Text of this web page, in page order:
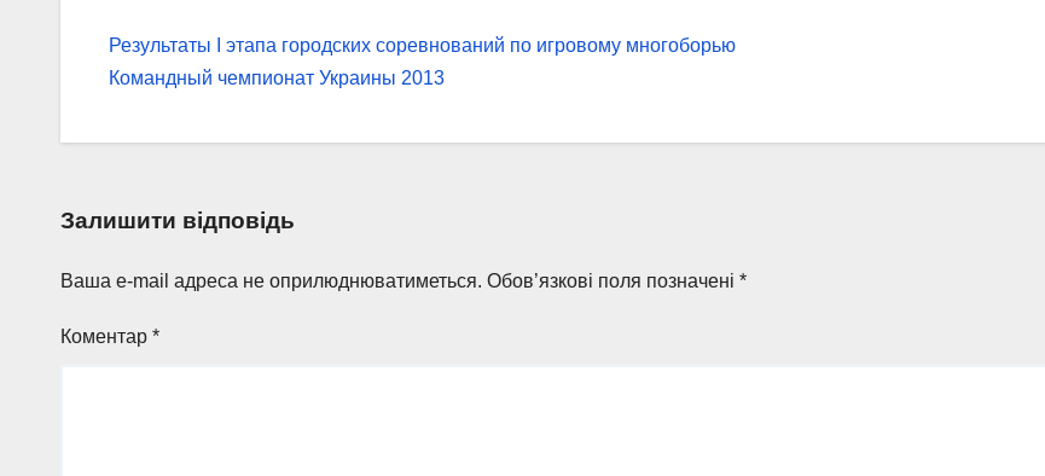
Навігація
записів
Результаты I этапа городских соревнований по игровому многоборью
Командный чемпионат Украины 2013
Залишити відповідь
Ваша e-mail адреса не оприлюднюватиметься. Обов’язкові поля позначені *
Коментар *